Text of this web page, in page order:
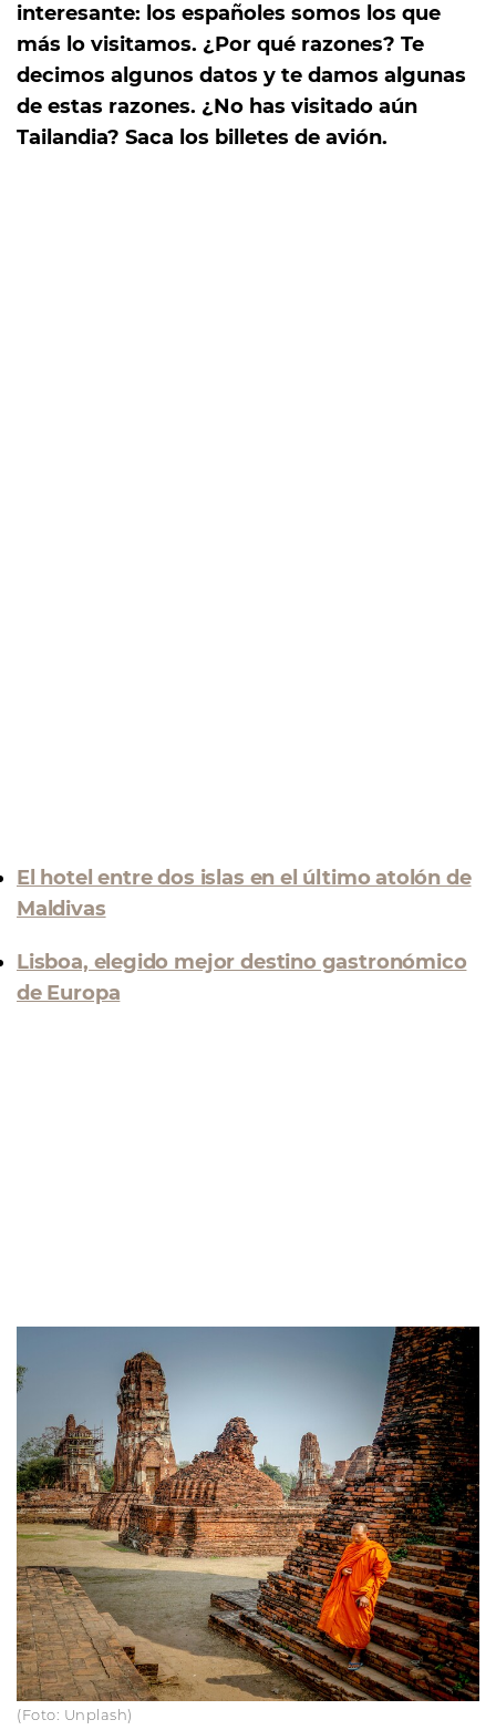
interesante: los españoles somos los que
más lo visitamos. ¿Por qué razones? Te
decimos algunos datos y te damos algunas
de estas razones. ¿No has visitado aún
Tailandia? Saca los billetes de avión.
El hotel entre dos islas en el último atolón de
Maldivas
Lisboa, elegido mejor destino gastronómico
de Europa
(Foto: Unplash)